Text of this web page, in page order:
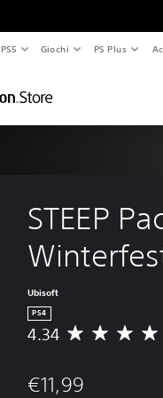
PS5 Giochi PS Plus
STEEP
Ubisoft
PS4
V
u
4.34
€11,99